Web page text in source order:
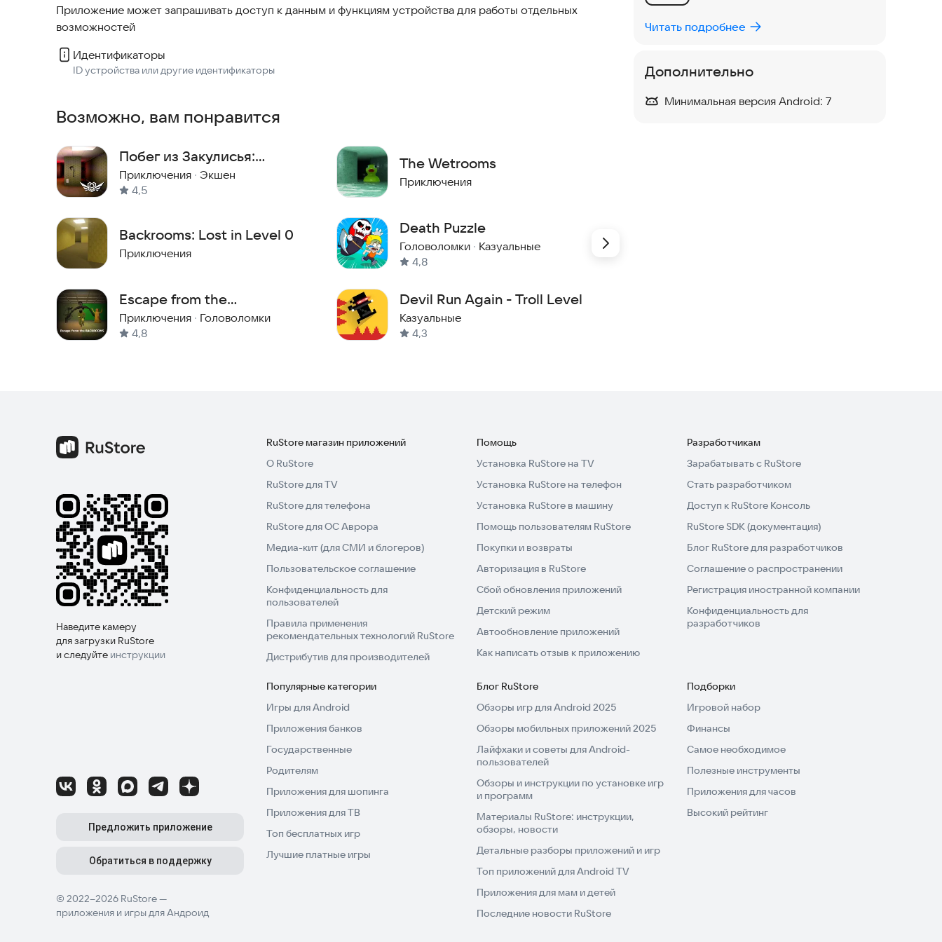
Приложение может запрашивать доступ к данным и функциям устройства для работы отдельных
возможностей
Идентификаторы
ID устройства или другие идентификаторы
Возможно, вам понравится
Побег из Закулисья:
Уровень 0
Приключения · Экшен
4,5
Backrooms: Lost in Level 0
Приключения
Escape from the
BACKROOMS
Приключения · Головоломки
4,8
The Wetrooms
Приключения
Death Puzzle
Головоломки · Казуальные
4,8
Devil Run Again - Troll Level
Казуальные
4,3
Читать подробнее
Дополнительно
Минимальная версия Android: 7
Наведите камеру
для загрузки RuStore
и следуйте инструкции
© 2022–2026 RuStore —
приложения и игры для Андроид
Предложить приложение
Обратиться в поддержку
RuStore магазин приложений
О RuStore
RuStore для TV
RuStore для телефона
RuStore для ОС Аврора
Медиа-кит (для СМИ и блогеров)
Пользовательское соглашение
Конфиденциальность для
пользователей
Правила применения
рекомендательных технологий RuStore
Дистрибутив для производителей
Помощь
Установка RuStore на TV
Установка RuStore на телефон
Установка RuStore в машину
Помощь пользователям RuStore
Покупки и возвраты
Авторизация в RuStore
Сбой обновления приложений
Детский режим
Автообновление приложений
Как написать отзыв к приложению
Разработчикам
Зарабатывать с RuStore
Стать разработчиком
Доступ к RuStore Консоль
RuStore SDK (документация)
Блог RuStore для разработчиков
Соглашение о распространении
Регистрация иностранной компании
Конфиденциальность для
разработчиков
Популярные категории
Игры для Android
Приложения банков
Государственные
Родителям
Приложения для шопинга
Приложения для ТВ
Топ бесплатных игр
Лучшие платные игры
Блог RuStore
Обзоры игр для Android 2025
Обзоры мобильных приложений 2025
Лайфхаки и советы для Android-
пользователей
Обзоры и инструкции по установке игр
и программ
Материалы RuStore: инструкции,
обзоры, новости
Детальные разборы приложений и игр
Топ приложений для Android TV
Приложения для мам и детей
Последние новости RuStore
Подборки
Игровой набор
Финансы
Самое необходимое
Полезные инструменты
Приложения для часов
Высокий рейтинг